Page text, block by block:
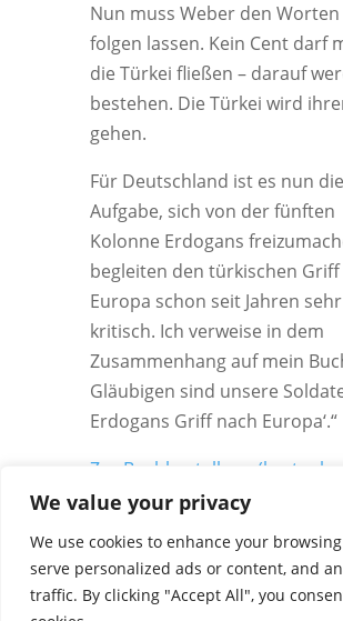
We value your privacy
We use cookies to enhance your
serve personalized ads or content, and
traffic. By clicking "Accept All", you
Nun muss Weber den Worten
folgen lassen. Kein Cent darf
die Türkei fließen – darauf
bestehen. Die Türkei wird
gehen.
Für Deutschland ist es nun die
Aufgabe, sich von der fünften
Kolonne Erdogans
begleiten den türkischen Griff
Europa schon seit Jahren sehr
kritisch. Ich verweise in dem
Zusammenhang auf mein
Gläubigen sind unsere
Erdogans Griff nach Europa‘.“
Zur Buchbestellung